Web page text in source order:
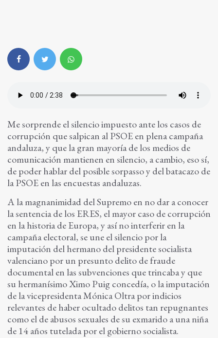
Me sorprende el silencio impuesto ante los casos de
corrupción que salpican al PSOE en plena campaña
andaluza, y que la gran mayoría de los medios de
comunicación mantienen en silencio, a cambio, eso sí,
de poder hablar del posible sorpasso y del batacazo de
la PSOE en las encuestas andaluzas.
A la magnanimidad del Supremo en no dar a conocer
la sentencia de los ERES, el mayor caso de corrupción
en la historia de Europa, y así no interferir en la
campaña electoral, se une el silencio por la
imputación del hermano del presidente socialista
valenciano por un presunto delito de fraude
documental en las subvenciones que trincaba y que
su hermanísimo Ximo Puig concedía, o la imputación
de la vicepresidenta Mónica Oltra por indicios
relevantes de haber ocultado delitos tan repugnantes
como el de abusos sexuales de su exmarido a una niña
de 14 años tutelada por el gobierno socialista.